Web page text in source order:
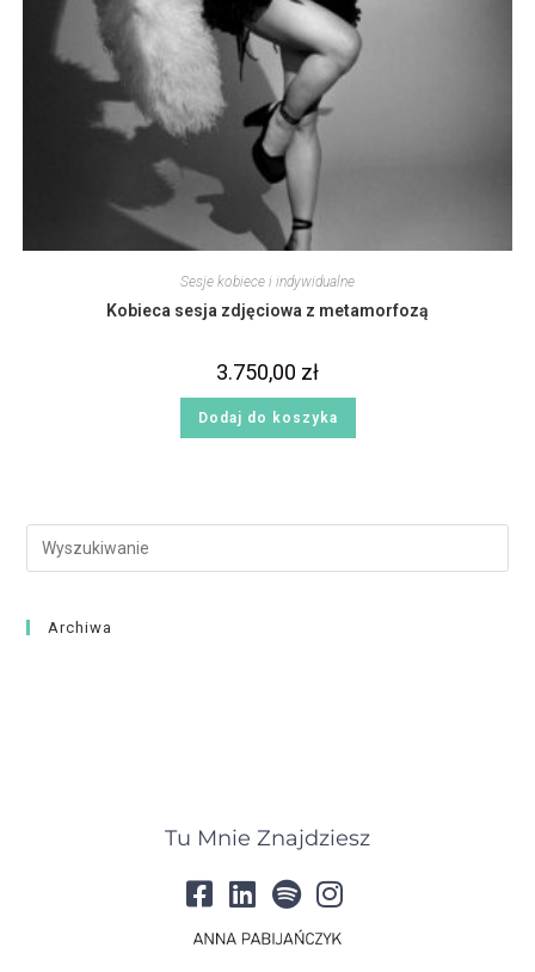
Sesje kobiece i indywidualne
Kobieca sesja zdjęciowa z metamorfozą
3.750,00 zł
Dodaj do koszyka
Archiwa
Tu Mnie Znajdziesz